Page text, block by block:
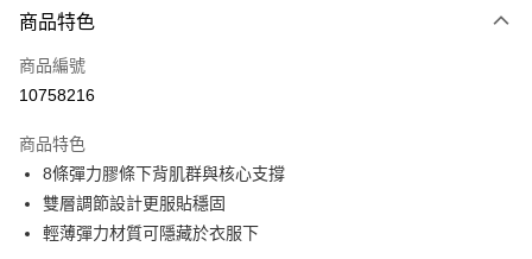
每筆NT$80，滿NT$799(含以上)免運費
付款後全家取貨
每筆NT$80，滿NT$799(含以上)免運費
萊爾富取貨付款
每筆NT$80，滿NT$799(含以上)免運費
付款後萊爾富取貨
商品特色
商品編號
10758216
商品特色
8條彈力膠條下背肌群與核心支撐
雙層調節設計更服貼穩固
輕薄彈力材質可隱藏於衣服下